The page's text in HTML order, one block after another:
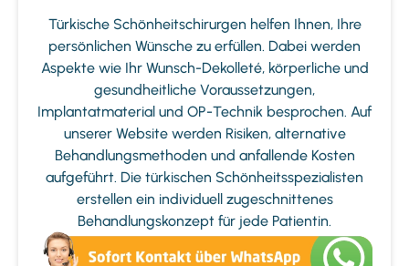
Türkische Schönheitschirurgen helfen Ihnen, Ihre
persönlichen Wünsche zu erfüllen. Dabei werden
Aspekte wie Ihr Wunsch-Dekolleté, körperliche und
gesundheitliche Voraussetzungen,
Implantatmaterial und OP-Technik besprochen. Auf
unserer Website werden Risiken, alternative
Behandlungsmethoden und anfallende Kosten
aufgeführt. Die türkischen Schönheitsspezialisten
erstellen ein individuell zugeschnittenes
Behandlungskonzept für jede Patientin.